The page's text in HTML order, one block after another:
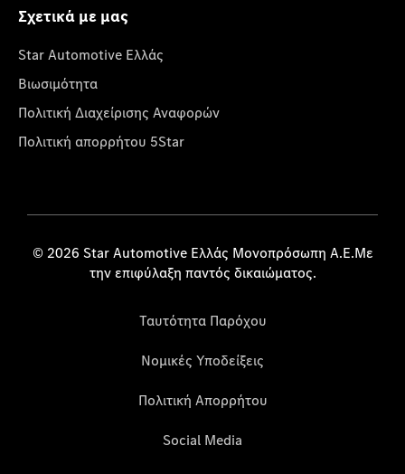
Σχετικά με μας
Star Automotive Ελλάς
Βιωσιμότητα
Πολιτική Διαχείρισης Αναφορών
Πολιτική απορρήτου 5Star
© 2026 Star Automotive Ελλάς Μονοπρόσωπη Α.Ε.Με
την επιφύλαξη παντός δικαιώματος.
Ταυτότητα Παρόχου
Νομικές Υποδείξεις
Πολιτική Απορρήτου
Social Media